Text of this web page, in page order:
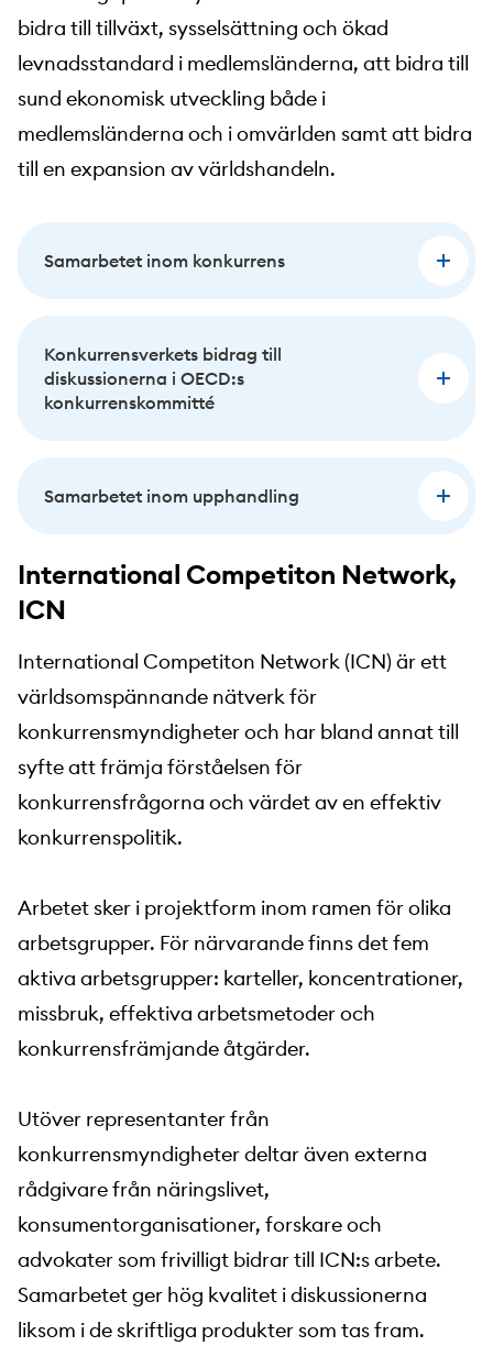
bidra till tillväxt, sysselsättning och ökad
levnadsstandard i medlemsländerna, att bidra till
sund ekonomisk utveckling både i
medlemsländerna och i omvärlden samt att bidra
till en expansion av världshandeln.
Samarbetet inom konkurrens
Konkurrensverkets bidrag till
diskussionerna i OECD:s
konkurrenskommitté
Samarbetet inom upphandling
International Competiton Network,
ICN
International Competiton Network (ICN) är ett
världsomspännande nätverk för
konkurrensmyndigheter och har bland annat till
syfte att främja förståelsen för
konkurrensfrågorna och värdet av en effektiv
konkurrenspolitik.
Arbetet sker i projektform inom ramen för olika
arbetsgrupper. För närvarande finns det fem
aktiva arbetsgrupper: karteller, koncentrationer,
missbruk, effektiva arbetsmetoder och
konkurrensfrämjande åtgärder.
Utöver representanter från
konkurrensmyndigheter deltar även externa
rådgivare från näringslivet,
konsumentorganisationer, forskare och
advokater som frivilligt bidrar till ICN:s arbete.
Samarbetet ger hög kvalitet i diskussionerna
liksom i de skriftliga produkter som tas fram.